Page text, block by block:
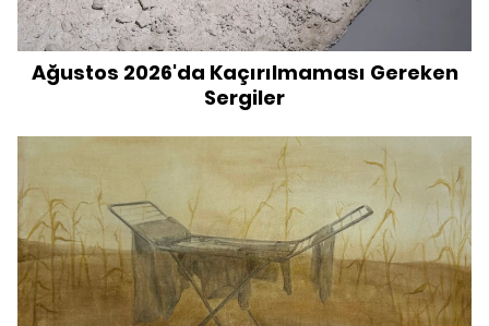
Ağustos 2026'da Kaçırılmaması Gereken
Sergiler